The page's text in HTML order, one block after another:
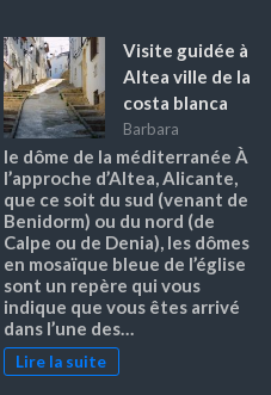
Visite guidée à
Altea ville de la
costa blanca
Barbara
le dôme de la méditerranée À
l’approche d’Altea, Alicante,
que ce soit du sud (venant de
Benidorm) ou du nord (de
Calpe ou de Denia), les dômes
en mosaïque bleue de l’église
sont un repère qui vous
indique que vous êtes arrivé
dans l’une des…
Lire la suite